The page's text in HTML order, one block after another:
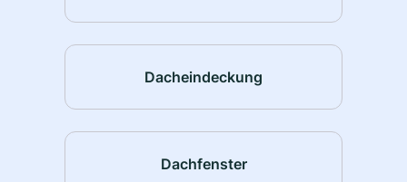
Dacheindeckung
Dachfenster